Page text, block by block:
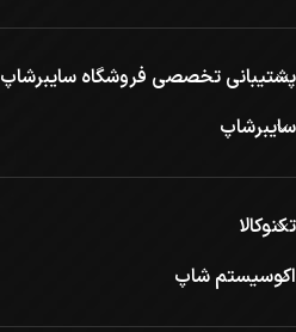
پشتیبانی تخصصی فروشگاه سایبرشاپ
سایبرشاپ
تکنوکالا
اکوسیستم شاپ